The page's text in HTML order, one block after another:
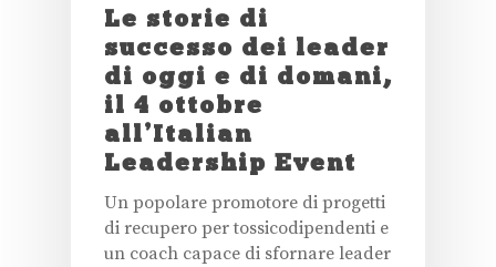
Le storie di
successo dei leader
di oggi e di domani,
il 4 ottobre
all’Italian
Leadership Event
Un popolare promotore di progetti
di recupero per tossicodipendenti e
un coach capace di sfornare leader